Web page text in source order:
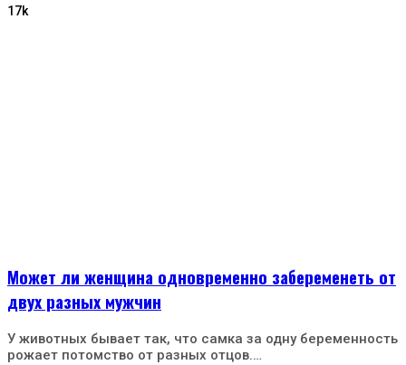
17k
Может ли женщина одновременно забеременеть от
двух разных мужчин
У животных бывает так, что самка за одну беременность
рожает потомство от разных отцов.…